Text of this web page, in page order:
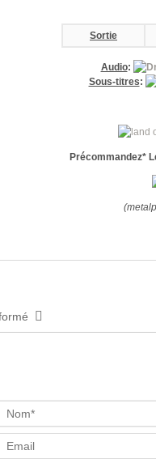
Sortie
Audio:
Sous-titres:
Précommandez*